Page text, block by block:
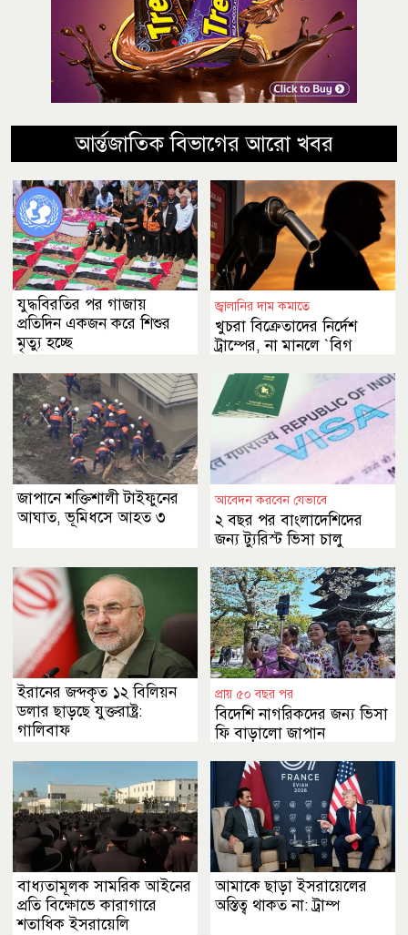
আর্ন্তজাতিক বিভাগের আরো খবর
যুদ্ধবিরতির পর গাজায়
প্রতিদিন একজন করে শিশুর
মৃত্যু হচ্ছে
জ্বালানির দাম কমাতে
খুচরা বিক্রেতাদের নির্দেশ
ট্রাম্পের, না মানলে ‍‍`বিগ
জাপানে শক্তিশালী টাইফুনের
আঘাত, ভূমিধসে আহত ৩
আবেদন করবেন যেভাবে
২ বছর পর বাংলাদেশিদের
জন্য ট্যুরিস্ট ভিসা চালু
ইরানের জব্দকৃত ১২ বিলিয়ন
ডলার ছাড়ছে যুক্তরাষ্ট্র:
গালিবাফ
প্রায় ৫০ বছর পর
বিদেশি নাগরিকদের জন্য ভিসা
ফি বাড়ালো জাপান
বাধ্যতামূলক সামরিক আইনের
প্রতি বিক্ষোভে কারাগারে
শতাধিক ইসরায়েলি
আমাকে ছাড়া ইসরায়েলের
অস্তিত্ব থাকত না: ট্রাম্প